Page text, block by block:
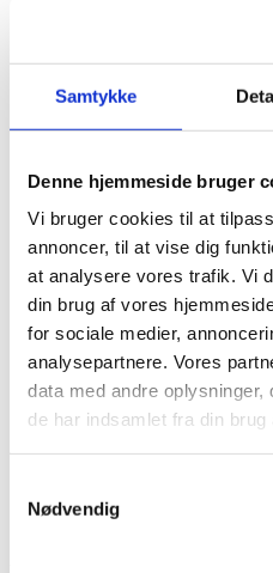
Samtykke
Denne hjemmeside bruger
Vi bruger cookies til at
annoncer, til at vise dig
at analysere vores trafik. Vi
din brug af vores
for sociale medier,
analysepartnere. Vores
data med andre
de har indsamlet fra din brug
Nødvendig
Organisation
Økonomi
Medlemmer og
Sekretariatet
Kalender
Kurser
Nyhedsbrev
Sendt
Bevillingshaver
LandTanzania